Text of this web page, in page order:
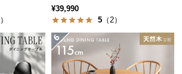
¥39,990
5 （2）